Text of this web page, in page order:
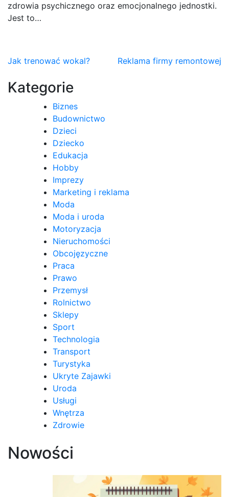
zdrowia psychicznego oraz emocjonalnego jednostki.
Jest to…
Nawigacja
wpisu
Jak trenować wokal? Reklama firmy remontowej
Kategorie
Biznes
Budownictwo
Dzieci
Dziecko
Edukacja
Hobby
Imprezy
Marketing i reklama
Moda
Moda i uroda
Motoryzacja
Nieruchomości
Obcojęzyczne
Praca
Prawo
Przemysł
Rolnictwo
Sklepy
Sport
Technologia
Transport
Turystyka
Ukryte Zajawki
Uroda
Usługi
Wnętrza
Zdrowie
Nowości